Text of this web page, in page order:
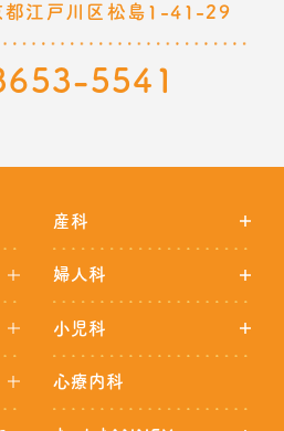
江戸川区松島1-41-29
5541
産科
婦人科
小児科
心療内科